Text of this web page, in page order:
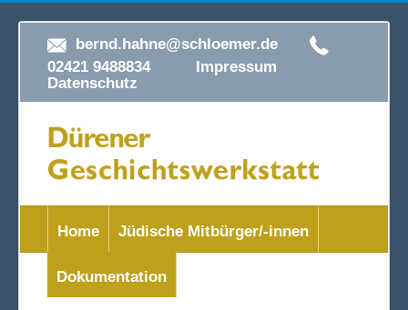
bernd.hahne@schloemer.de
02421 9488834 Impressum
Datenschutz
Home Jüdische Mitbürger/-innen
Dokumentation